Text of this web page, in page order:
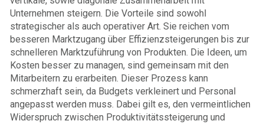
Unternehmen steigern. Die Vorteile sind sowohl
strategischer als auch operativer Art. Sie reichen vom
besseren Marktzugang über Effizienzsteigerungen bis zur
schnelleren Marktzuführung von Produkten. Die Ideen, um
Kosten besser zu managen, sind gemeinsam mit den
Mitarbeitern zu erarbeiten. Dieser Prozess kann
schmerzhaft sein, da Budgets verkleinert und Personal
angepasst werden muss. Dabei gilt es, den vermeintlichen
Widerspruch zwischen Produktivitätssteigerung und